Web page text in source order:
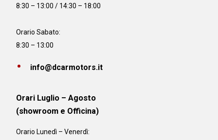
8:30 – 13:00 / 14:30 – 18:00
Orario Sabato:
8:30 – 13:00
info@dcarmotors.it
Orari Luglio – Agosto
(showroom e Officina)
Orario Lunedì – Venerdì: